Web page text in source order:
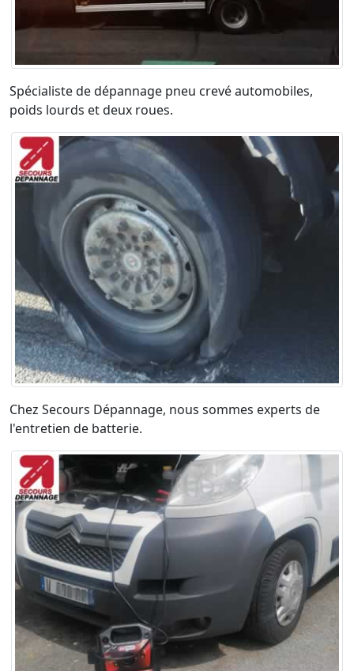
Spécialiste de dépannage pneu crevé automobiles,
poids lourds et deux roues.
Chez Secours Dépannage, nous sommes experts de
l'entretien de batterie.